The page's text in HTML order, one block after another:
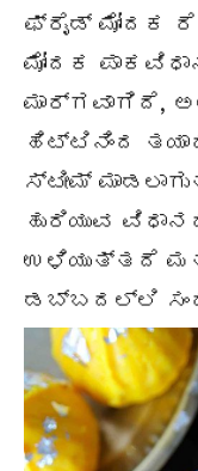
ಫ್ರೈಡ್ ಮೋದಕ
ಮೋದಕ
ಮಾರ್ಗವಾಗಿದೆ,
ಹಿಟ್ಟಿನಿಂದ
ಸ್ಟೀಮ್
ಹುರಿಯುವ
ಉಳಿಯುತ್ತದೆ
ಡಬ್ಬದಲ್ಲಿ